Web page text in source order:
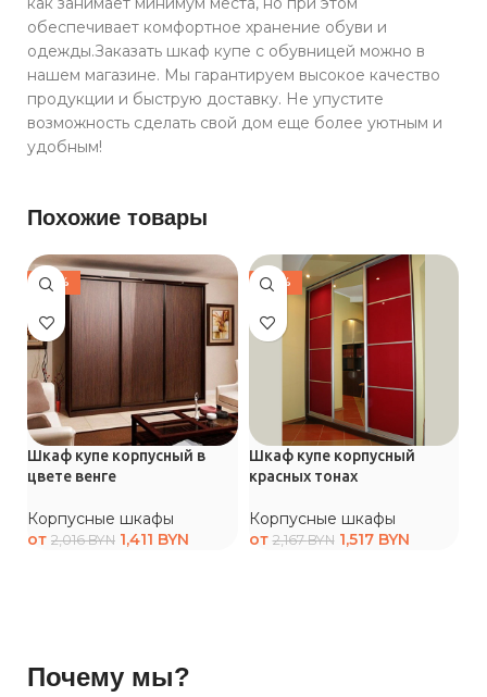
обеспечивает комфортное хранение обуви и
одежды.Заказать шкаф купе с обувницей можно в
нашем магазине. Мы гарантируем высокое качество
продукции и быструю доставку. Не упустите
возможность сделать свой дом еще более уютным и
удобным!
Похожие товары
-30%
Шкаф купе корпусный в
цвете венге
Корпусные шкафы
от 2,016BYN 1,411 BYN
-30%
Шкаф купе корпусный
красных тонах
Корпусные шкафы
от 2,167BYN 1,517 BYN
Почему мы?